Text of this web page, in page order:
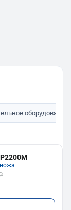
оборудование